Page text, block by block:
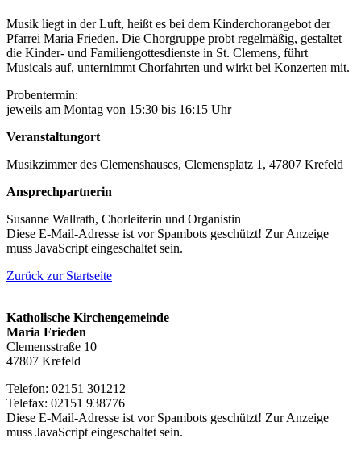
Musik liegt in der Luft, heißt es bei dem Kinderchorangebot der
Pfarrei Maria Frieden. Die Chorgruppe probt regelmäßig, gestaltet
die Kinder- und Familiengottesdienste in St. Clemens, führt
Musicals auf, unternimmt Chorfahrten und wirkt bei Konzerten mit.
Probentermin:
jeweils am Montag von 15:30 bis 16:15 Uhr
Veranstaltungort
Musikzimmer des Clemenshauses, Clemensplatz 1, 47807 Krefeld
Ansprechpartnerin
Susanne Wallrath, Chorleiterin und Organistin
Diese E-Mail-Adresse ist vor Spambots geschützt! Zur Anzeige
muss JavaScript eingeschaltet sein.
Zurück zur Startseite
Katholische Kirchengemeinde
Maria Frieden
Clemensstraße 10
47807 Krefeld
Telefon: 02151 301212
Telefax: 02151 938776
Diese E-Mail-Adresse ist vor Spambots geschützt! Zur Anzeige
muss JavaScript eingeschaltet sein.